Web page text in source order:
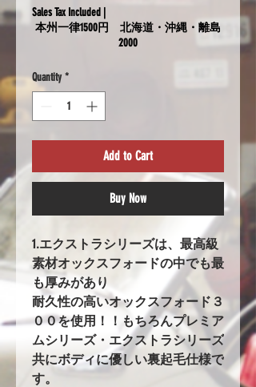
Sales Tax Included
本州一律1500円 北海道・沖縄・離島
2000
Quantity *
Add to Cart
Buy Now
1.エクストラシリーズは、最高級
素材オックスフォードの中でも最
も厚みがあり
耐久性の高いオックスフォード３
００を使用！！もちろんプレミア
ムシリーズ・エクストラシリーズ
共にボディに優しい裏起毛仕様で
す。